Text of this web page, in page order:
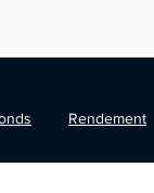
Rendement